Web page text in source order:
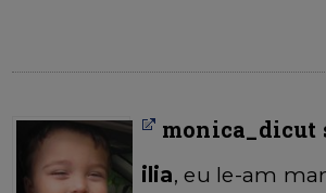
monica_dicut
ilia, eu le-am